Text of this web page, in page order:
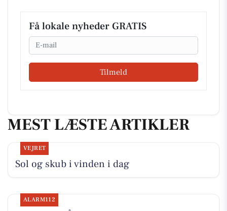
Få lokale nyheder GRATIS
Email
Tilmeld
MEST LÆSTE ARTIKLER
VEJRET
Sol og skub i vinden i dag
ALARM112